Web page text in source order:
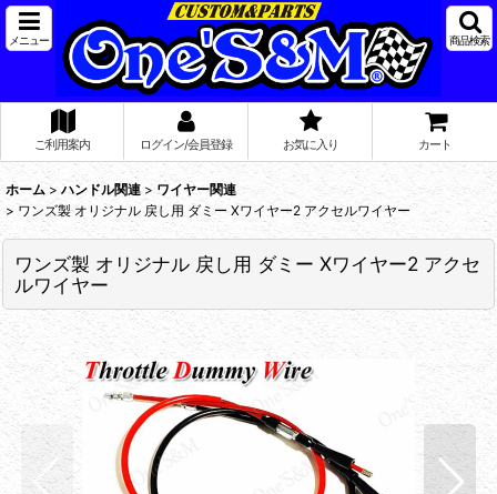
メニュー 商品検索
ご利用案内 ログイン/会員登録 お気に入り カート
ホーム > ハンドル関連 > ワイヤー関連
> ワンズ製 オリジナル 戻し用 ダミー Xワイヤー2 アクセルワイヤー
ワンズ製 オリジナル 戻し用 ダミー Xワイヤー2 アクセ
ルワイヤー